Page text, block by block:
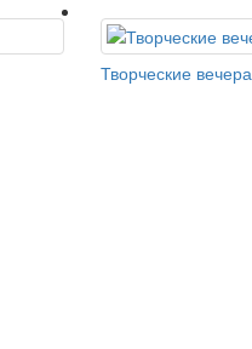
Творческие вечера